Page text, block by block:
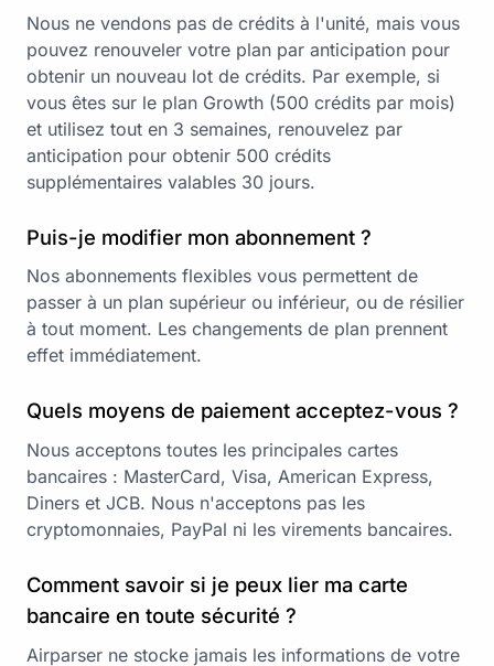
Nous ne vendons pas de crédits à l'unité, mais vous
pouvez renouveler votre plan par anticipation pour
obtenir un nouveau lot de crédits. Par exemple, si
vous êtes sur le plan Growth (500 crédits par mois)
et utilisez tout en 3 semaines, renouvelez par
anticipation pour obtenir 500 crédits
supplémentaires valables 30 jours.
Puis-je modifier mon abonnement ?
Nos abonnements flexibles vous permettent de
passer à un plan supérieur ou inférieur, ou de résilier
à tout moment. Les changements de plan prennent
effet immédiatement.
Quels moyens de paiement acceptez-vous ?
Nous acceptons toutes les principales cartes
bancaires : MasterCard, Visa, American Express,
Diners et JCB. Nous n'acceptons pas les
cryptomonnaies, PayPal ni les virements bancaires.
Comment savoir si je peux lier ma carte
bancaire en toute sécurité ?
Airparser ne stocke jamais les informations de votre